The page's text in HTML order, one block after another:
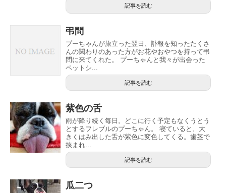
記事を読む
弔問
プーちゃんが旅立った翌日、訃報を知ったたくさ
んの関わりのあった方がお花やおやつを持って弔
問に来てくれた。 プーちゃんと我々が出会った
ペットシ...
記事を読む
紫色の舌
雨が降り続く毎日。どこに行く予定もなくうとう
とするフレブルのプーちゃん。 寝ていると、大
きくはみ出した舌が紫色に変色してくる。歯茎で
挟まれ...
記事を読む
瓜二つ